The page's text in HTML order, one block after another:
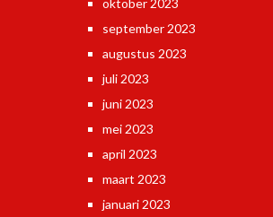
oktober 2023
september 2023
augustus 2023
juli 2023
juni 2023
mei 2023
april 2023
maart 2023
januari 2023